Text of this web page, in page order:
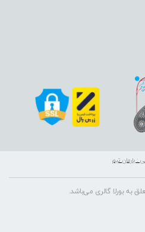
به بورلا گالری می‌باشد.
: بارمان تیم